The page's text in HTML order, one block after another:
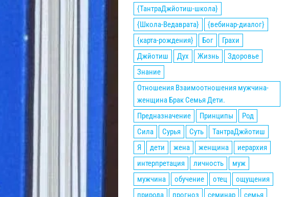
{ТантраДжйотиш-школа}
{Школа-Ведаврата}
{вебинар-диалог}
{карта-рождения}
Бог
Грахи
Джйотиш
Дух Жизнь
Здоровье
Знание
Отношения Взаимоотношения мужчина-
женщина Брак Семья Дети.
Предназначение
Принципы
Род
Сила
Сурья Суть
ТантраДжйотиш
Я
дети жена женщина
иерархия
интерпретация
личность
муж
мужчина
обучение отец
ощущения
природа
прогноз семинар
семья